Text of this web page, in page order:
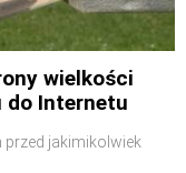
wielkości
do Internetu
przed jakimikolwiek